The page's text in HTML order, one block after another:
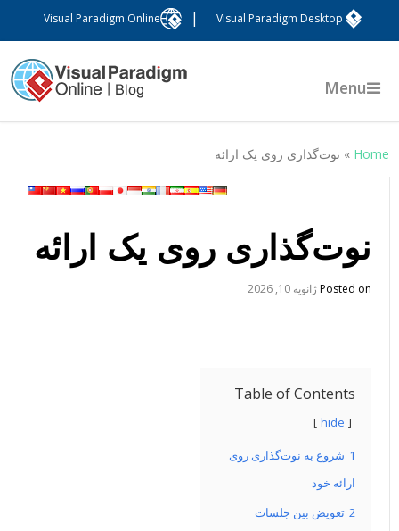
Visual Paradigm Desktop
Visual Paradigm Online
Menu
Home
» نوت‌گذاری روی یک ارائه
نوت‌گذاری روی یک ارائه
Posted onژانویه 10, 2026
Table of Contents
hide
شروع به نوت‌گذاری روی
ارائه خود
تعویض بین جلسات